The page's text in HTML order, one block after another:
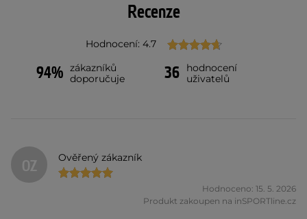
Recenze
Hodnocení: 4.7
94% zákazníků
doporučuje
36
hodnocení
uživatelů
OZ Ověřený zákazník
Hodnoceno: 15. 5. 2026
Produkt zakoupen na inSPORTline.cz